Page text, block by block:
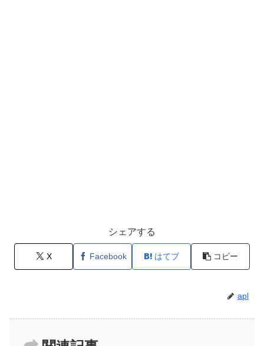
シェアする
X Facebook はてブ コピー
apl